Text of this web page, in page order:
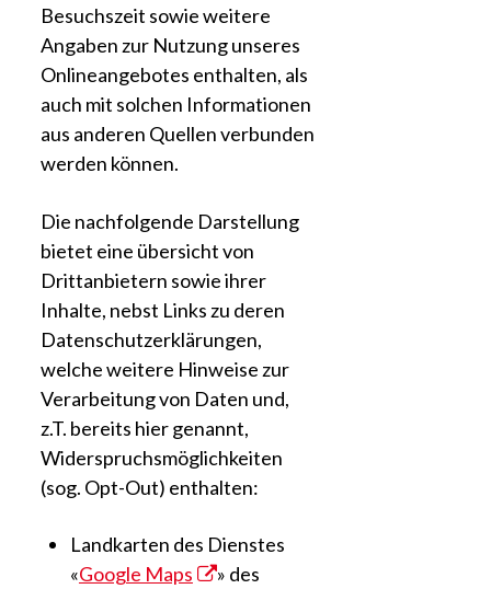
Besuchszeit sowie weitere
Angaben zur Nutzung unseres
Onlineangebotes enthalten, als
auch mit solchen Informationen
aus anderen Quellen verbunden
werden können.
Die nachfolgende Darstellung
bietet eine übersicht von
Drittanbietern sowie ihrer
Inhalte, nebst Links zu deren
Datenschutzerklärungen,
welche weitere Hinweise zur
Verarbeitung von Daten und,
z.T. bereits hier genannt,
Widerspruchsmöglichkeiten
(sog. Opt-Out) enthalten:
Landkarten des Dienstes
«Google Maps
» des